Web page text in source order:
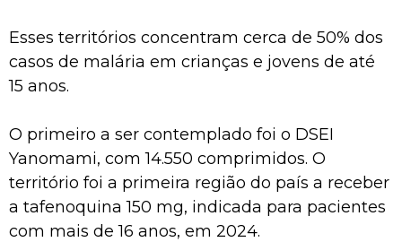
Esses territórios concentram cerca de 50% dos
casos de malária em crianças e jovens de até
15 anos.
O primeiro a ser contemplado foi o DSEI
Yanomami, com 14.550 comprimidos. O
território foi a primeira região do país a receber
a tafenoquina 150 mg, indicada para pacientes
com mais de 16 anos, em 2024.